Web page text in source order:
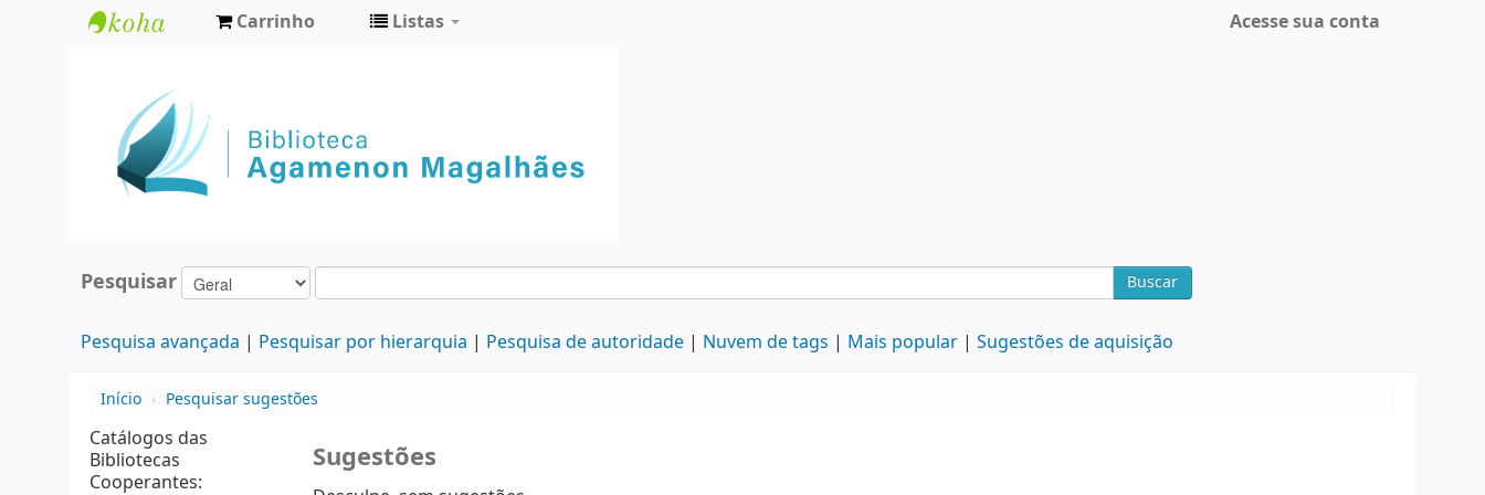
Agamenon
Magalhães
Carrinho Listas Acesse sua conta
Pesquisar Buscar
Pesquisa avançada Pesquisar por hierarquia Pesquisa de autoridade Nuvem de tags Mais popular Sugestões de aquisição
Início › Pesquisar sugestões
Catálogos das
Bibliotecas
Cooperantes:
Sugestões